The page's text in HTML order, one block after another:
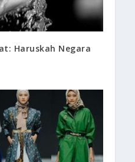
Haruskah Negara